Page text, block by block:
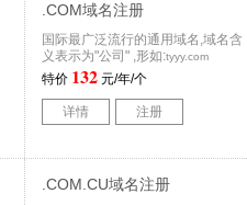
.COM域名注册
国际最广泛流行的通用域名,域名含
义表示为"公司" ,形如:tyyy.com
特价 132 元/年/个
详情 注册
.COM.CU域名注册